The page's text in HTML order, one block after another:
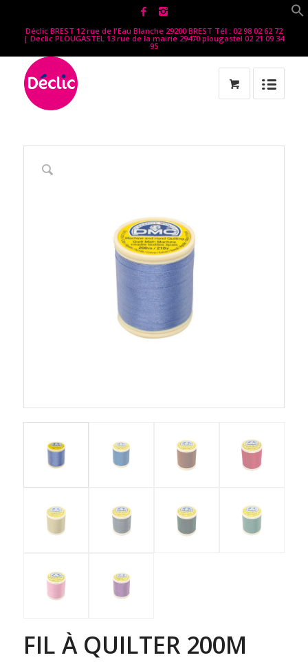
Déclic BREST 12 rue de l'Eau Blanche 29200 BREST Tél : 02 98 02 62 72
| Declic PLOUGASTEL 13 rue de la mairie 29470 plougastel 02 21 09 34
95
FIL À QUILTER 200M